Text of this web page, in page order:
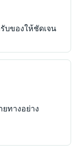
บของให้ชัดเจน
ทางอย่าง